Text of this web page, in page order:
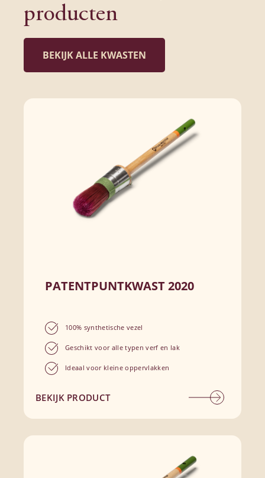
producten
BEKIJK ALLE KWASTEN
PATENTPUNTKWAST 2020
100% synthetische vezel
Geschikt voor alle typen verf en lak
Ideaal voor kleine oppervlakken
BEKIJK PRODUCT